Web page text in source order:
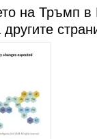
Анализът на
на Тръмп